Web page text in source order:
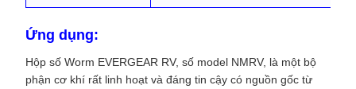
Ứng dụng:
Hộp số Worm EVERGEAR RV, số model NMRV, là một bộ
phận cơ khí rất linh hoạt và đáng tin cậy có nguồn gốc từ